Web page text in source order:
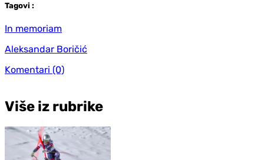
Tagovi :
In memoriam
Aleksandar Boričić
Komentari (0)
Više iz rubrike